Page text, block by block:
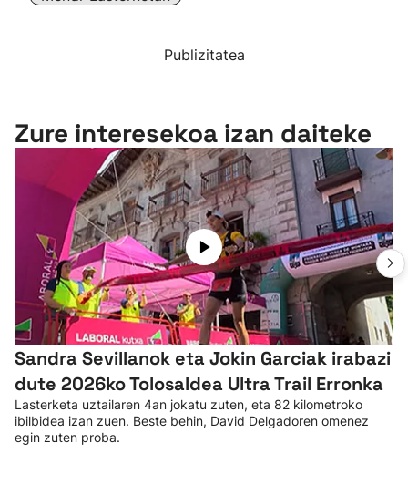
Publizitatea
Zure interesekoa izan daiteke
Sandra Sevillanok eta Jokin Garciak irabazi
dute 2026ko Tolosaldea Ultra Trail Erronka
Lasterketa uztailaren 4an jokatu zuten, eta 82 kilometroko
ibilbidea izan zuen. Beste behin, David Delgadoren omenez
egin zuten proba.